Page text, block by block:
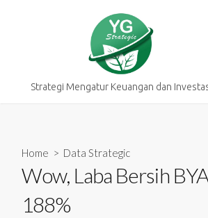
Strategi Mengatur Keuangan dan
Home > Data Strategic
Wow, Laba Bersih
188%